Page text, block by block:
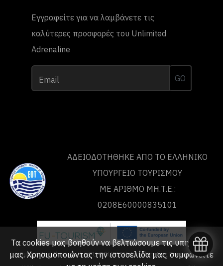
Εγγραφείτε για να λαμβάνετε τις
καλύτερες προσφορές του Unlimited
Adrenaline
Email GO
ΑΔΕΙΟΔΟΤΗΘΗΚΕ ΑΠΟ ΤO ΕΛΛΗΝΙΚΟ
ΥΠΟΥΡΓΕΙΟ ΤΟΥΡΙΣΜΟΥ
ΜΕ ΑΡΙΘΜΟ ΜΗ.Τ.Ε.:
0208Ε60000835101
Supported through the FU-TOURISM Acceleration Programme
Τα cookies μας βοηθούν να βελτιώσουμε τις υπηρεσίες
μας. Χρησιμοποιώντας την ιστοσελίδα μας, συμφωνείτε